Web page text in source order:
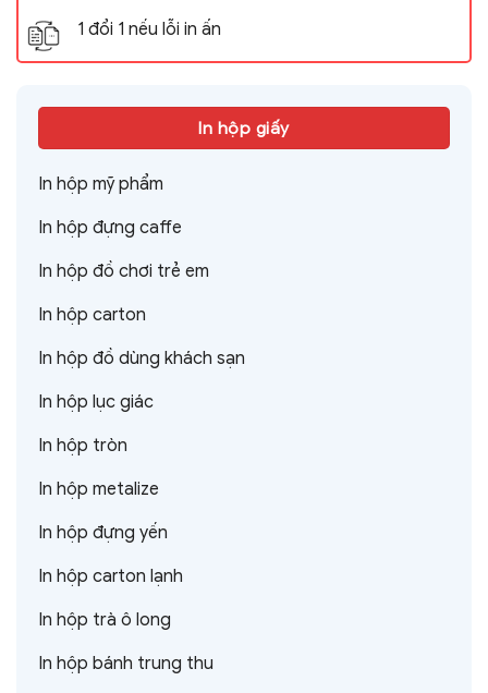
1 đổi 1 nếu lỗi in ấn
In hộp giấy
In hộp mỹ phẩm
In hộp đựng caffe
In hộp đồ chơi trẻ em
In hộp carton
In hộp đồ dùng khách sạn
In hộp lục giác
In hộp tròn
In hộp metalize
In hộp đựng yến
In hộp carton lạnh
In hộp trà ô long
In hộp bánh trung thu